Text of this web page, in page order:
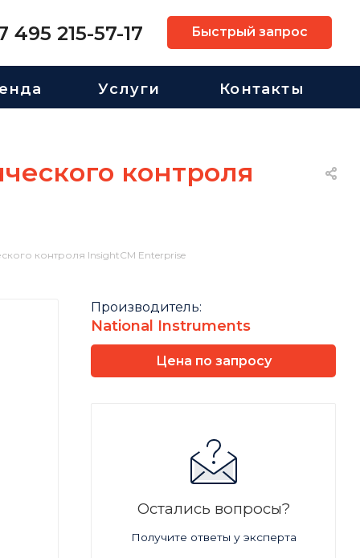
495 215-57-17 Быстрый запрос
Услуги Контакты
контроля
контроля InsightCM Enterprise
Производитель:
National Instruments
Цена по запросу
Остались вопросы?
Получите ответы у эксперта